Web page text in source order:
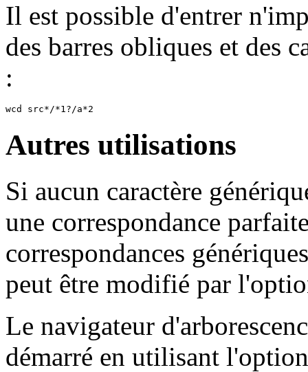
Il est possible d'entrer
des barres obliques et des
:
wcd src*/*1?/a*2
Autres utilisations
Si aucun caractère
une correspondance
correspondances
peut être modifié par
Le navigateur
démarré en utilisant